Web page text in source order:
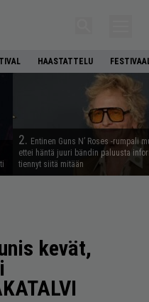
HAASTATTELU
2. Entinen Guns N’ Roses -rumpali
ettei häntä juuri bändin paluusta
tiennyt siitä mitään
kevät,